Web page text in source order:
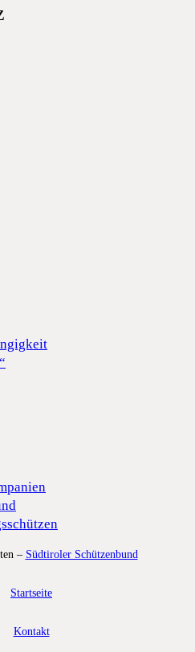
– Südtiroler Schützenbund
Startseite
Kontakt